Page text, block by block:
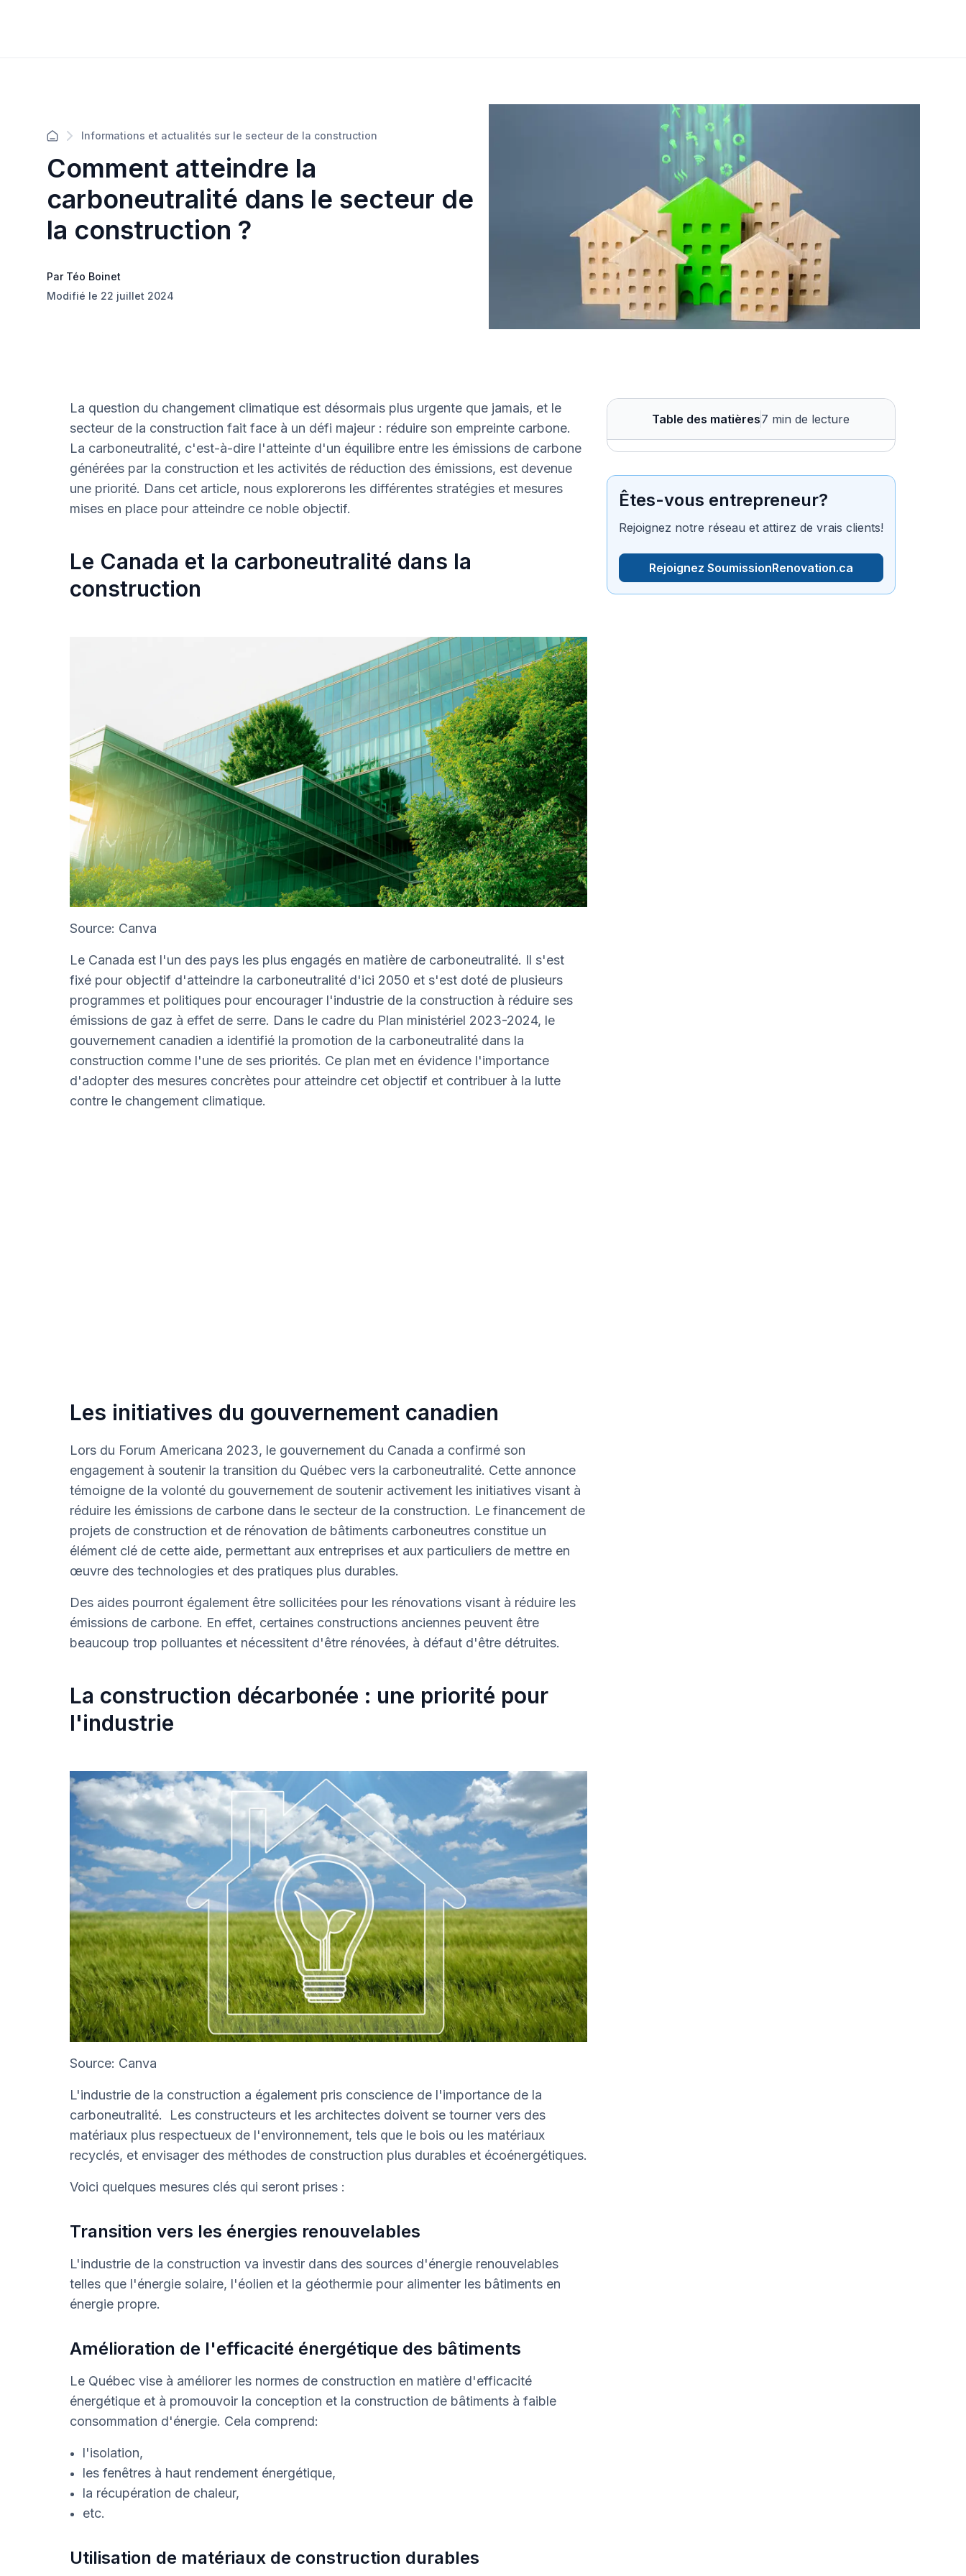
Informations et actualités sur le secteur de la construction
Comment atteindre la
carboneutralité dans le secteur de
la construction ?
Par Téo Boinet
Modifié le 22 juillet 2024
La question du changement climatique est désormais plus urgente que jamais, et le
secteur de la construction fait face à un défi majeur : réduire son empreinte carbone.
La carboneutralité, c'est-à-dire l'atteinte d'un équilibre entre les émissions de carbone
générées par la construction et les activités de réduction des émissions, est devenue
une priorité. Dans cet article, nous explorerons les différentes stratégies et mesures
mises en place pour atteindre ce noble objectif.
Le Canada et la carboneutralité dans la
construction
Source: Canva
Le Canada est l'un des pays les plus engagés en matière de carboneutralité. Il s'est
fixé pour objectif d'atteindre la carboneutralité d'ici 2050 et s'est doté de plusieurs
programmes et politiques pour encourager l'industrie de la construction à réduire ses
émissions de gaz à effet de serre. Dans le cadre du Plan ministériel 2023-2024, le
gouvernement canadien a identifié la promotion de la carboneutralité dans la
construction comme l'une de ses priorités. Ce plan met en évidence l'importance
d'adopter des mesures concrètes pour atteindre cet objectif et contribuer à la lutte
contre le changement climatique.
Les initiatives du gouvernement canadien
Lors du Forum Americana 2023, le gouvernement du Canada a confirmé son
engagement à soutenir la transition du Québec vers la carboneutralité. Cette annonce
témoigne de la volonté du gouvernement de soutenir activement les initiatives visant à
réduire les émissions de carbone dans le secteur de la construction. Le financement de
projets de construction et de rénovation de bâtiments carboneutres constitue un
élément clé de cette aide, permettant aux entreprises et aux particuliers de mettre en
œuvre des technologies et des pratiques plus durables.
Des aides pourront également être sollicitées pour les rénovations visant à réduire les
émissions de carbone. En effet, certaines constructions anciennes peuvent être
beaucoup trop polluantes et nécessitent d'être rénovées, à défaut d'être détruites.
La construction décarbonée : une priorité pour
l'industrie
Source: Canva
L'industrie de la construction a également pris conscience de l'importance de la
carboneutralité. Les constructeurs et les architectes doivent se tourner vers des
matériaux plus respectueux de l'environnement, tels que le bois ou les matériaux
recyclés, et envisager des méthodes de construction plus durables et écoénergétiques.
Voici quelques mesures clés qui seront prises :
Transition vers les énergies renouvelables
L'industrie de la construction va investir dans des sources d'énergie renouvelables
telles que l'énergie solaire, l'éolien et la géothermie pour alimenter les bâtiments en
énergie propre.
Amélioration de l'efficacité énergétique des bâtiments
Le Québec vise à améliorer les normes de construction en matière d'efficacité
énergétique et à promouvoir la conception et la construction de bâtiments à faible
consommation d'énergie. Cela comprend:
l'isolation,
les fenêtres à haut rendement énergétique,
la récupération de chaleur,
etc.
Utilisation de matériaux de construction durables
Table des matières7 min de lecture
Êtes-vous entrepreneur?
Rejoignez notre réseau et attirez de vrais clients!
Rejoignez SoumissionRenovation.ca